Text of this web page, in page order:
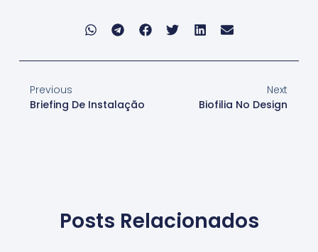
Previous
Briefing De Instalação
Next
Biofilia No Design
Posts Relacionados